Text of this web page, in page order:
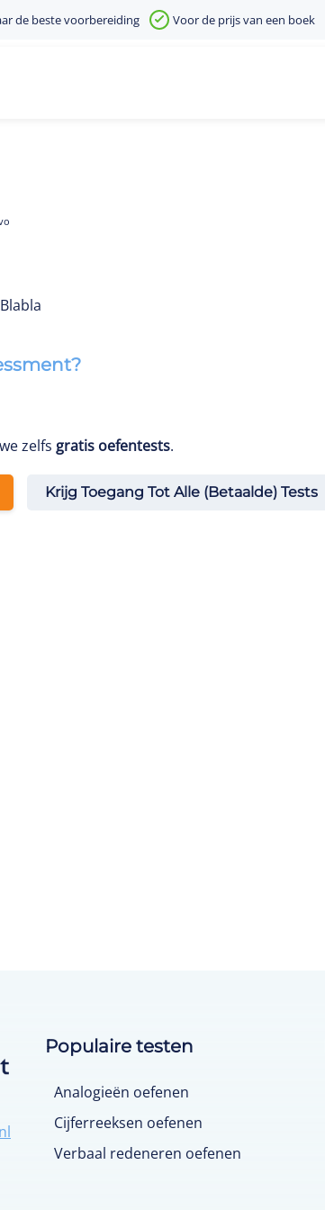
de beste voorbereiding Voor de prijs van een boek
Blabla
zelfs gratis oefentests.
Krijg Toegang Tot Alle (betaalde) Tests
Populaire testen
Analogieën oefenen
Cijferreeksen oefenen
Verbaal redeneren oefenen